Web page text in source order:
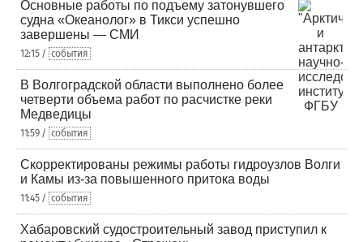
Основные работы по подъему затонувшего
судна «Океанолог» в Тикси успешно
завершены — СМИ
12:15 / события
В Волгоградской области выполнено более
четверти объема работ по расчистке реки
Медведицы
11:59 / события
Скорректированы режимы работы гидроузлов Волги
и Камы из-за повышенного притока воды
11:45 / события
Хабаровский судостроительный завод приступил к